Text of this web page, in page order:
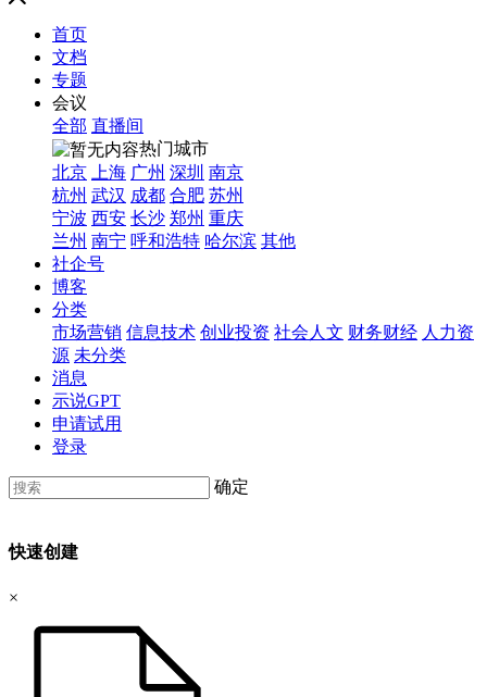
首页
文档
专题
会议
全部 直播间
热门城市
北京
上海 广州 深圳 南京
杭州 武汉 成都 合肥 苏州
宁波 西安 长沙 郑州 重庆
兰州 南宁 呼和浩特 哈尔滨 其他
社企号
博客
分类
市场营销 信息技术 创业投资 社会人文 财务财经 人力资
源 未分类
消息
示说GPT
申请试用
登录
确定
快速创建
×